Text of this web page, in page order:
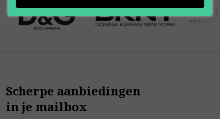
Scherpe aanbiedingen
in je mailbox